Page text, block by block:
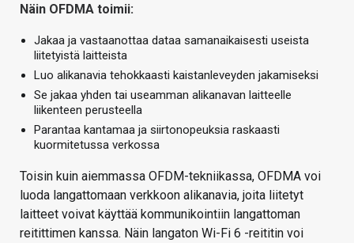
Näin OFDMA toimii:
Jakaa ja vastaanottaa dataa samanaikaisesti useista
liitetyistä laitteista
Luo alikanavia tehokkaasti kaistanleveyden jakamiseksi
Se jakaa yhden tai useamman alikanavan laitteelle
liikenteen perusteella
Parantaa kantamaa ja siirtonopeuksia raskaasti
kuormitetussa verkossa
Toisin kuin aiemmassa OFDM-tekniikassa, OFDMA voi
luoda langattomaan verkkoon alikanavia, joita liitetyt
laitteet voivat käyttää kommunikointiin langattoman
reitittimen kanssa. Näin langaton Wi-Fi 6 -reititin voi